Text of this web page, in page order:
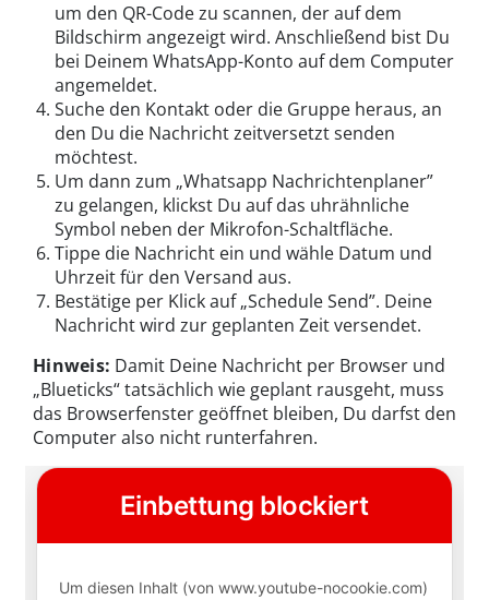
um den QR-Code zu scannen, der auf dem
Bildschirm angezeigt wird. Anschließend bist Du
bei Deinem WhatsApp-Konto auf dem Computer
angemeldet.
Suche den Kontakt oder die Gruppe heraus, an
den Du die Nachricht zeitversetzt senden
möchtest.
Um dann zum „Whatsapp Nachrichtenplaner”
zu gelangen, klickst Du auf das uhrähnliche
Symbol neben der Mikrofon-Schaltfläche.
Tippe die Nachricht ein und wähle Datum und
Uhrzeit für den Versand aus.
Bestätige per Klick auf „Schedule Send”. Deine
Nachricht wird zur geplanten Zeit versendet.
Hinweis: Damit Deine Nachricht per Browser und
„Blueticks“ tatsächlich wie geplant rausgeht, muss
das Browserfenster geöffnet bleiben, Du darfst den
Computer also nicht runterfahren.